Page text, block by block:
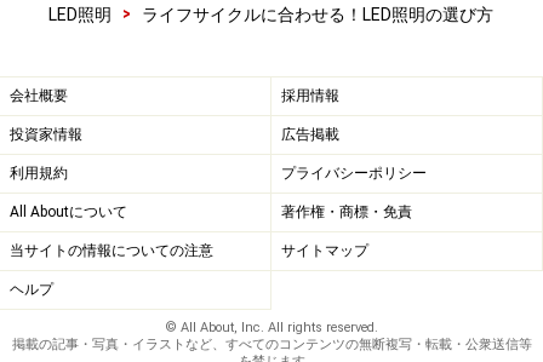
LED照明
> ライフサイクルに合わせる！LED照明の選び方
会社概要 採用情報
投資家情報 広告掲載
利用規約 プライバシーポリシー
All Aboutについて 著作権・商標・免責
当サイトの情報についての注意 サイトマップ
ヘルプ
© All About, Inc. All rights reserved.
掲載の記事・写真・イラストなど、すべてのコンテンツの無断複写・転載・公衆送信等